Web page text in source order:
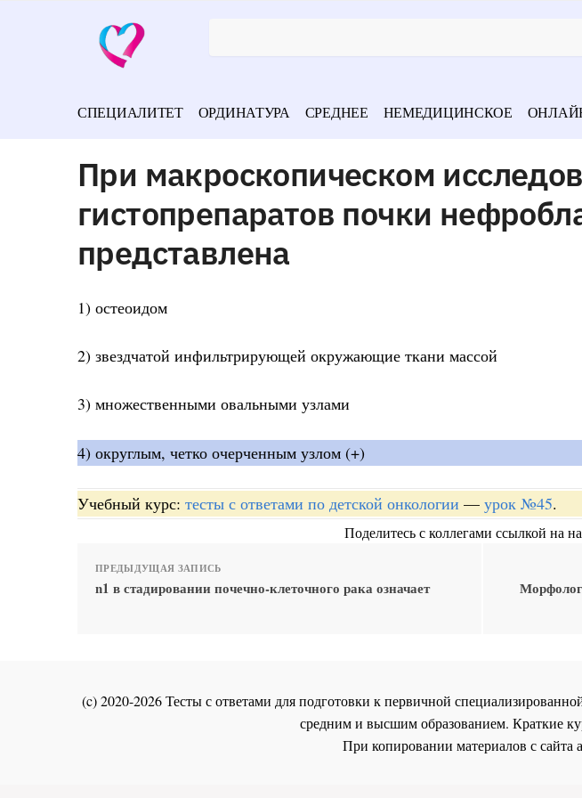
СПЕЦИАЛИТЕТ ОРДИНАТУРА СРЕДНЕЕ НЕМЕДИЦИНСКОЕ
При макроскопическом
гистопрепаратов почки
представлена
1) остеоидом
2) звездчатой инфильтрирующей окружающие ткани массой
3) множественными овальными узлами
4) округлым, четко очерченным узлом (+)
Учебный курс: тесты с ответами по детской онкологии — урок №45.
Поделитесь с коллегами ссылкой на
ПРЕДЫДУЩАЯ ЗАПИСЬ
n1 в стадировании почечно-клеточного рака означает
(c) 2020-2026 Тесты с ответами для подготовки к первичной
средним и высшим образованием. Краткие
При копировании материалов с сайта